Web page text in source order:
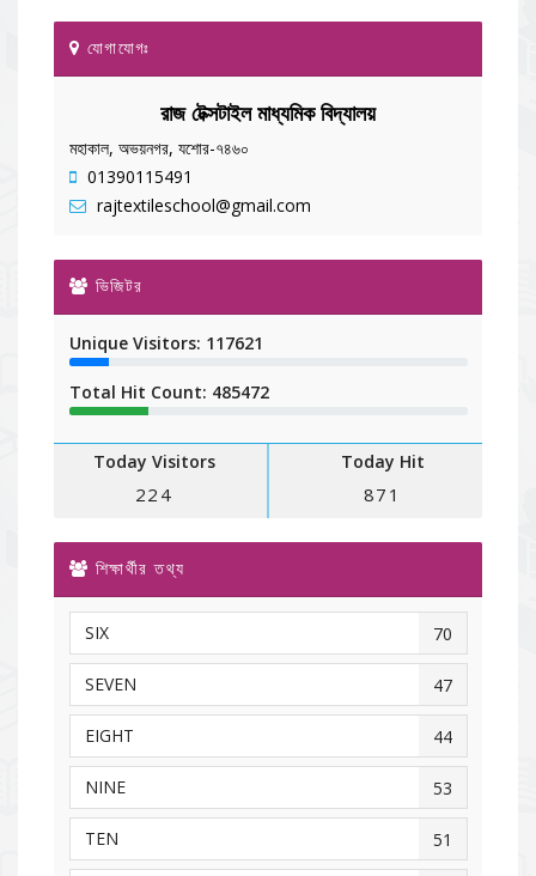
যোগাযোগঃ
রাজ টেক্সটাইল মাধ্যমিক বিদ্যালয়
মহাকাল, অভয়নগর, যশোর-৭৪৬০
01390115491
rajtextileschool@gmail.com
ভিজিটর
Unique Visitors: 117621
Total Hit Count: 485472
Today Visitors
224
Today Hit
871
শিক্ষার্থীর তথ্য
SIX 70
SEVEN 47
EIGHT 44
NINE 53
TEN 51